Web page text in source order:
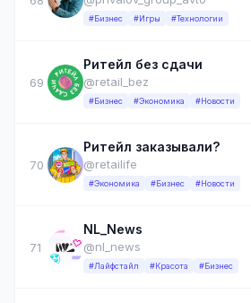
#Бизнес #Игры #Технологии
69
Ритейл без сдачи
@retail_bez
#Бизнес #Экономика #Новости
70
Ритейл заказывали?
@retailife
#Экономика #Бизнес #Новости
71
NL_News
@nl_news
#Лайфстайл #Красота #Бизнес